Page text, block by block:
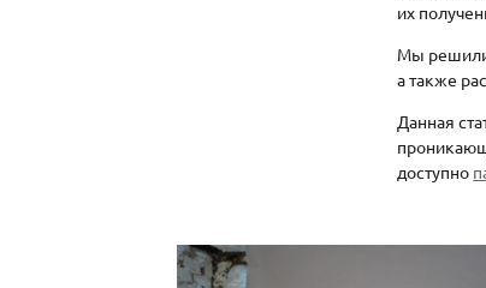
их
Мы решили
а также
Данная
доступно